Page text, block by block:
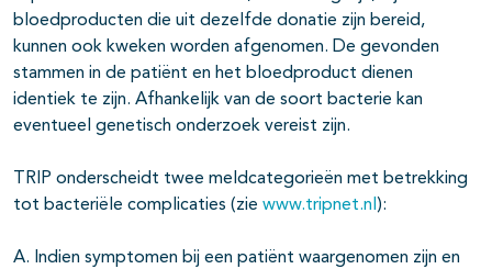
bloedproducten die uit dezelfde donatie zijn bereid,
kunnen ook kweken worden afgenomen. De gevonden
stammen in de patiënt en het bloedproduct dienen
identiek te zijn. Afhankelijk van de soort bacterie kan
eventueel genetisch onderzoek vereist zijn.
TRIP onderscheidt twee meldcategorieën met betrekking
tot bacteriële complicaties (zie www.tripnet.nl ):
A. Indien symptomen bij een patiënt waargenomen zijn en